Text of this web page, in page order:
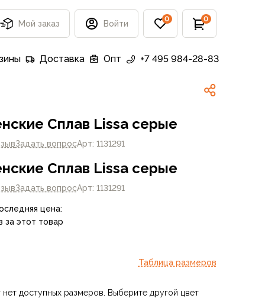
Мой заказ Войти 0 0
Доставка Опт +7 495 984-28-83
цена:
за этот товар
Сплав Lissa серые
Таблица размеров
доступных размеров. Выберите другой цвет
Задать вопросАрт: 1131291
Сплав Lissa серые
Задать вопросАрт: 1131291